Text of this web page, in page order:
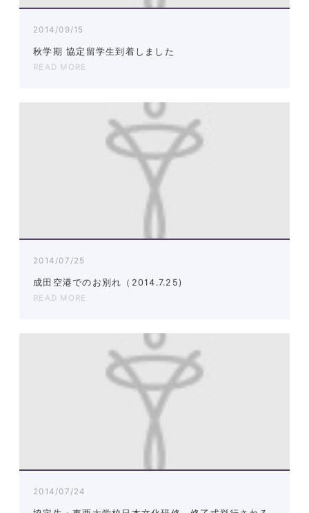
2014/09/15
秋学期 協定留学生到着しました
READ MORE
2014/07/25
成田空港でのお別れ（2014.7.25)
READ MORE
2014/07/24